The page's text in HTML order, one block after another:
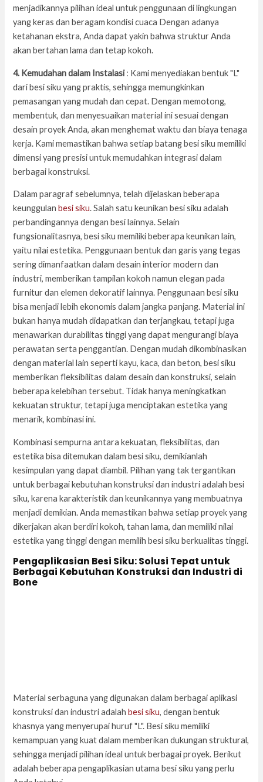
menjadikannya pilihan ideal untuk penggunaan di lingkungan
yang keras dan beragam kondisi cuaca Dengan adanya
ketahanan ekstra, Anda dapat yakin bahwa struktur Anda
akan bertahan lama dan tetap kokoh.
4. Kemudahan dalam Instalasi: Kami menyediakan bentuk "L"
dari besi siku yang praktis, sehingga memungkinkan
pemasangan yang mudah dan cepat. Dengan memotong,
membentuk, dan menyesuaikan material ini sesuai dengan
desain proyek Anda, akan menghemat waktu dan biaya tenaga
kerja. Kami memastikan bahwa setiap batang besi siku memiliki
dimensi yang presisi untuk memudahkan integrasi dalam
berbagai konstruksi.
Dalam paragraf sebelumnya, telah dijelaskan beberapa
keunggulanbesi siku. Salah satu keunikan besi siku adalah
perbandingannya dengan besi lainnya. Selain
fungsionalitasnya, besi siku memiliki beberapa keunikan lain,
yaitu nilai estetika. Penggunaan bentuk dan garis yang tegas
sering dimanfaatkan dalam desain interior modern dan
industri, memberikan tampilan kokoh namun elegan pada
furnitur dan elemen dekoratif lainnya. Penggunaan besi siku
bisa menjadi lebih ekonomis dalam jangka panjang. Material ini
bukan hanya mudah didapatkan dan terjangkau, tetapi juga
menawarkan durabilitas tinggi yang dapat mengurangi biaya
perawatan serta penggantian. Dengan mudah dikombinasikan
dengan material lain seperti kayu, kaca, dan beton, besi siku
memberikan fleksibilitas dalam desain dan konstruksi, selain
beberapa kelebihan tersebut. Tidak hanya meningkatkan
kekuatan struktur, tetapi juga menciptakan estetika yang
menarik, kombinasi ini.
Kombinasi sempurna antara kekuatan, fleksibilitas, dan
estetika bisa ditemukan dalam besi siku, demikianlah
kesimpulan yang dapat diambil. Pilihan yang tak tergantikan
untuk berbagai kebutuhan konstruksi dan industri adalah besi
siku, karena karakteristik dan keunikannya yang membuatnya
menjadi demikian. Anda memastikan bahwa setiap proyek yang
dikerjakan akan berdiri kokoh, tahan lama, dan memiliki nilai
estetika yang tinggi dengan memilih besi siku berkualitas tinggi.
Pengaplikasian Besi Siku: Solusi Tepat untuk
Berbagai Kebutuhan Konstruksi dan Industri di
Bone
Material serbaguna yang digunakan dalam berbagai aplikasi
konstruksi dan industri adalahbesi siku, dengan bentuk
khasnya yang menyerupai huruf "L". Besi siku memiliki
kemampuan yang kuat dalam memberikan dukungan struktural,
sehingga menjadi pilihan ideal untuk berbagai proyek. Berikut
adalah beberapa pengaplikasian utama besi siku yang perlu